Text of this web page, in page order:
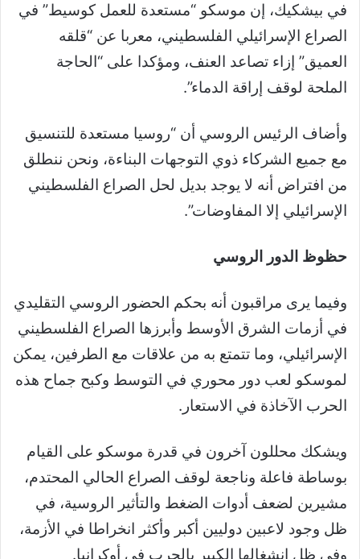
في بيشكيك، إن موسكو “مستعدة للعمل كوسيط” في
الصراع الإسرائيلي الفلسطيني، معربا عن “قلقه
العميق” إزاء تصاعد العنف، ومؤكدا على “الحاجة
الملحة لوقف إراقة الدماء”.
وأضاف الرئيس الروسي أن “روسيا مستعدة للتنسيق
مع جميع الشركاء ذوي التوجهات البناءة، ونحن ننطلق
من افتراض أنه لا يوجد بديل لحل الصراع الفلسطيني
الإسرائيلي إلا المفاوضات”.
حظوظ الدور الروسي
وفيما يرى مراقبون أنه بحكم الحضور الروسي التقليدي
في أزمات الشرق الأوسط وأبرزها الصراع الفلسطيني
الإسرائيلي، وما تتمتع به من علاقات مع الطرفين، يمكن
لموسكو لعب دور محوري في التوسط وكبح جماح هذه
الحرب الآخاذة في الاستعار.
ويشكك محللون آخرون في قدرة موسكو على القيام
بوساطة فاعلة وناجعة لوقف الصراع الحالي المحتدم،
مشيرين لضعف أدوات الضغط والتأثير الروسية، في
ظل وجود لاعبين دوليين أكبر وأكثر انخراطا في الأزمة،
وفي ظل انشغالها الكبير بالحرب في أوكرانيا.